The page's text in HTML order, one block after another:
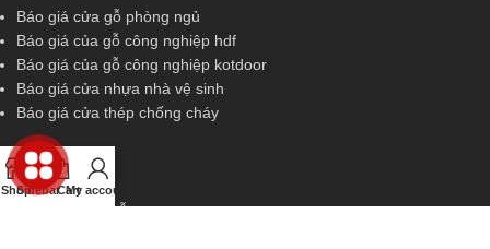
Báo giá cửa gỗ phòng ngủ
Báo giá của gỗ công nghiệp hdf
Báo giá của gỗ công nghiệp kotdoor
Báo giá cửa nhựa nhà vệ sinh
Báo giá cửa thép chống cháy
ShopSidebarCart
My account